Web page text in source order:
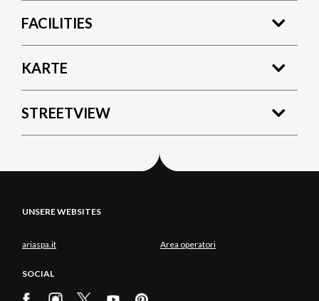
FACILITIES
KARTE
STREETVIEW
UNSERE WEBSITES
ariaspa.it Area operatori
SOCIAL